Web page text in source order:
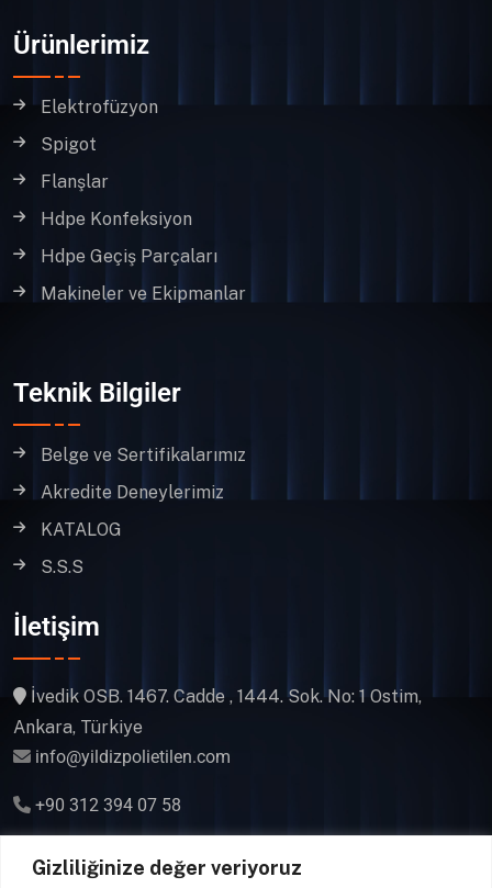
Gizliliğinize değer veriyoruz
Ürünlerimiz
Elektrofüzyon
Spigot
Flanşlar
Hdpe Konfeksiyon
Hdpe Geçiş Parçaları
Makineler ve Ekipmanlar
Teknik Bilgiler
Belge ve Sertifikalarımız
Akredite Deneylerimiz
KATALOG
S.S.S
İletişim
İvedik OSB. 1467. Cadde , 1444. Sok. No: 1 Ostim,
Ankara, Türkiye
info@yildizpolietilen.com
+90 312 394 07 58
+90 541 394 07 58